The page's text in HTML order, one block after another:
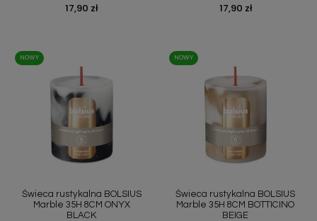
Cena
17,90 zł Cena
17,90 zł
Świeca rustykalna BOLSIUS
Marble 35H 8CM ONYX
BLACK
NOWY
Świeca rustykalna BOLSIUS
Marble 35H 8CM BOTTICINO
BEIGE
NOWY